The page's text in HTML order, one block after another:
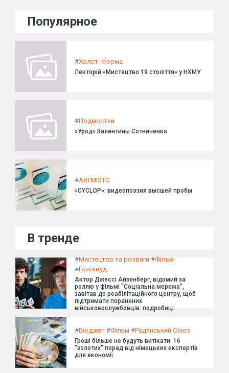
Популярное
#Холст. Форма
Лекторій «Мистецтво 19 століття» у НХМУ
#Подмостки
»Урод» Валентины Сотниченко
#ARTMISTO
»CYCLOP»: видеопоэзия высшей пробы
В тренде
#Мистецтво та розваги #Фільм
#Голлівуд
Актор Джессі Айзенберг, відомий за
роллю у фільмі "Соціальна мережа",
завітав до реабілітаційного центру, щоб
підтримати поранених
військовослужбовців: подробиці.
#Бюджет #Фільм #Радянський Союз
Гроші більше не будуть витікати: 16
"золотих" порад від німецьких експертів
для економії.